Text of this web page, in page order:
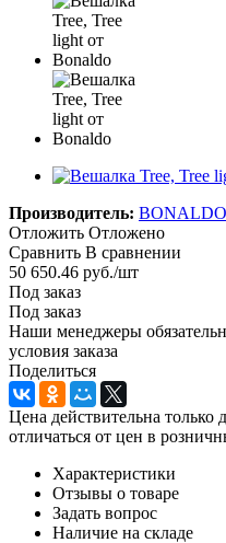
Производитель: BONALDO
Отложить Отложено
Сравнить В сравнении
50 650.46 руб./шт
Под заказ
Под заказ
Наши менеджеры
условия заказа
Поделиться
Цена действительна только
отличаться от цен в
Характеристики
Отзывы о товаре
Задать вопрос
Наличие на складе